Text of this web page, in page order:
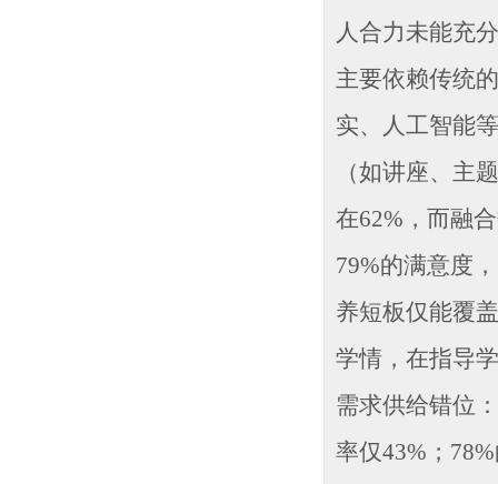
人合力未能
主要依赖传统
实、人工智能
（如讲座、主
在62%，而融
79%的满意度
养短板仅能覆
学情，在指导
需求供给错位
率仅43%；